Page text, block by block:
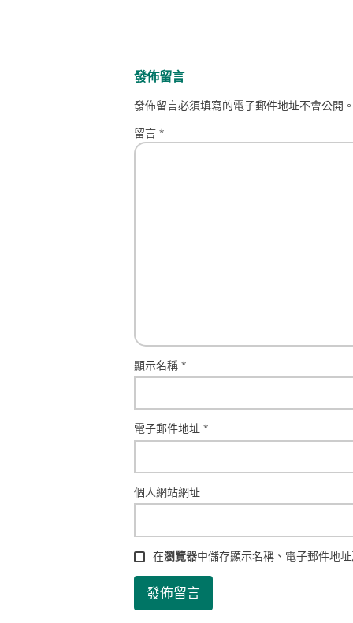
發佈留言
發佈留言必須填寫的電子郵件地址不會公開。
留言 *
顯示名稱 *
電子郵件地址 *
個人網站網址
在瀏覽器中儲存顯示名稱、電子郵件地